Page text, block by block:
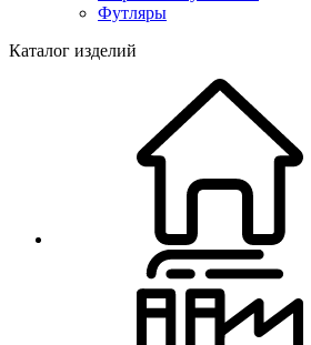
Футляры
Каталог изделий